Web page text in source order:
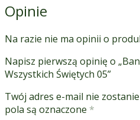
Opinie
Na razie nie ma opinii o
Napisz pierwszą opinię o
Wszystkich Świętych 05”
Twój adres e-mail nie
pola są oznaczone *